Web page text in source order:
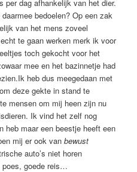
dag afhankelijk van het dier.
bedoelen? Op een zak
van het mens zoveel
te gaan werken merk ik voor
toch gekocht voor het
mee en het bazinnetje had
heb dus meegedaan met
deze gekte in stand te
mensen om mij heen zijn nu
Ik vind het zelf nog
heb maar een beestje heeft een
mij er ook vanbewust
auto’s niet horen
poes, goede reis…